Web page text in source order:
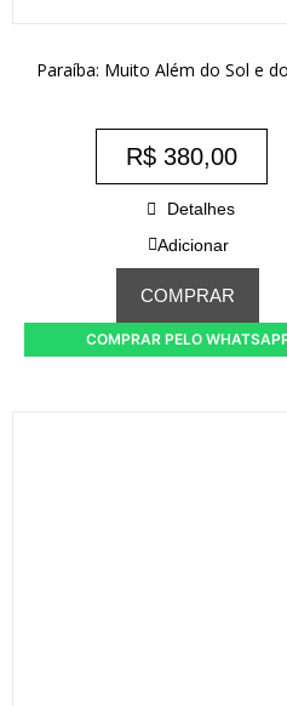
Paraíba: Muito Além do Sol e
R$ 380,00
Detalhes
Adicionar
COMPRAR
COMPRAR PELO